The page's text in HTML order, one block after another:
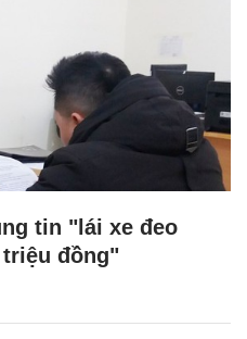
tin "lái xe đeo
triệu đồng"